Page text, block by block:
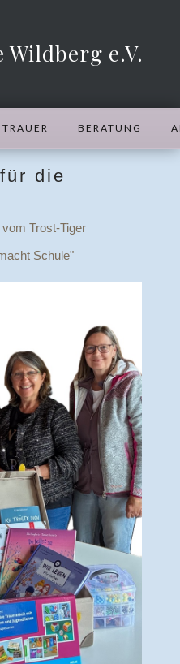
e.V.
TRAUER BERATUNG
die
Trost-Tiger
Schule"